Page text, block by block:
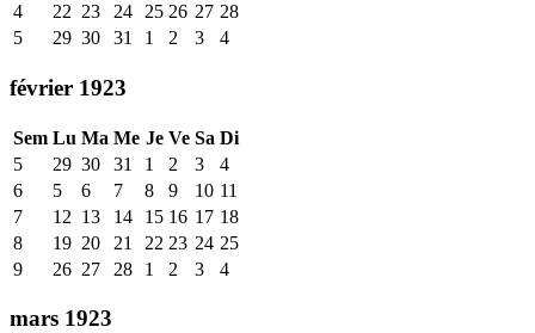
4
22 23 24 25 26 27 28
5
29 30 31 1 2 3 4
février 1923
Sem Lu Ma Me Je Ve Sa Di
5
29 30 31 1 2 3
4
6
5 6 7 8 9 10 11
7
12 13 14 15 16 17 18
8
19 20 21 22 23 24 25
9
26 27 28 1 2 3 4
mars 1923